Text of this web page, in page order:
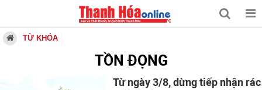
TỪ KHÓA
TỒN ĐỌNG
Từ ngày 3/8, dừng tiếp nhận rác